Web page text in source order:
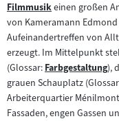
Zum
Inhalt:
Filmmusikeinen großen
von Kameramann
Aufeinandertreffen von
erzeugt. Im Mittelpunkt
(Glossar:Zum
Inhalt:
Farbgestaltung),
grauen Schauplatz
Arbeiterquartier
Fassaden, engen Gassen